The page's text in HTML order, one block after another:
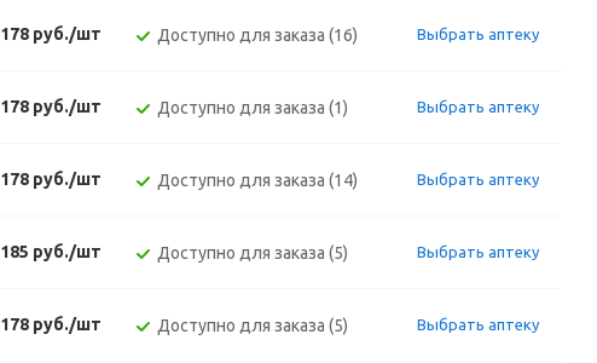
178 руб./шт Доступно для заказа (16) Выбрать аптеку
178 руб./шт Доступно для заказа (1) Выбрать аптеку
178 руб./шт Доступно для заказа (14) Выбрать аптеку
185 руб./шт Доступно для заказа (5) Выбрать аптеку
178 руб./шт Доступно для заказа (5) Выбрать аптеку